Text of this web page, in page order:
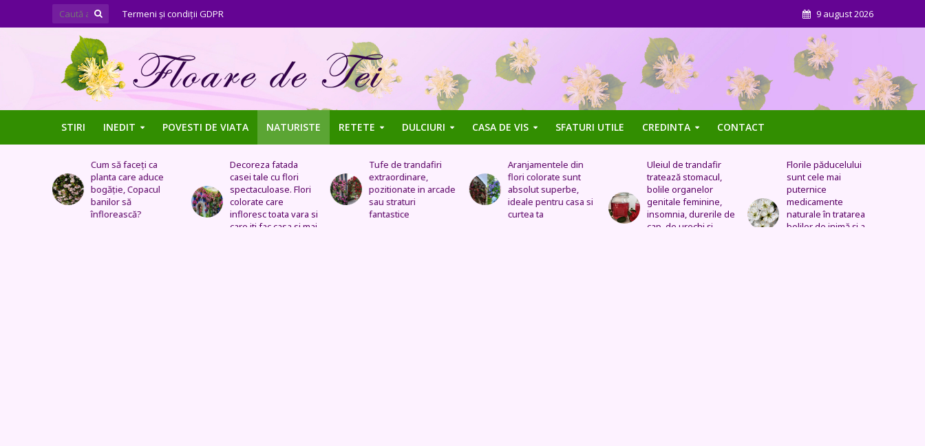
Termeni şi condiţii GDPR 9 august 2026
STIRI INEDIT POVESTI DE VIATA NATURISTE RETETE DULCIURI CASA DE VIS SFATURI UTILE CREDINTA CONTACT
Decoreza fatada
casei tale cu flori
spectaculoase. Flori
colorate care
infloresc toata vara si
Tufe de trandafiri
extraordinare,
pozitionate in arcade
sau straturi
fantastice
Aranjamentele din
flori colorate sunt
absolut superbe,
ideale pentru casa si
curtea ta
Uleiul de trandafir
tratează stomacul,
bolile organelor
genitale feminine,
insomnia, durerile de
Florile păducelului
sunt cele mai
puternice
medicamente
naturale în tratarea
bolilor de inimă şi a
Panseluța sălbatică –
Este eficientă pentru
cistită, ameliorează
constipația, are grijă
de sănătatea urinară,
tratează problemele